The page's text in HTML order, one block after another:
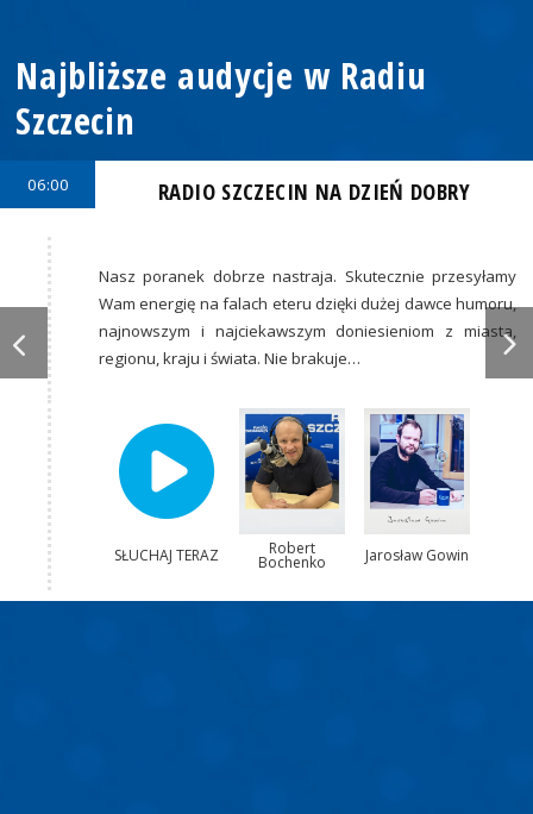
Najbliższe audycje w Radiu
Szczecin
06:00 RADIO SZCZECIN NA DZIEŃ DOBRY
Nasz poranek dobrze nastraja. Skutecznie przesyłamy
Wam energię na falach eteru dzięki dużej dawce humoru,
najnowszym i najciekawszym doniesieniom z miasta,
regionu, kraju i świata. Nie brakuje…
SŁUCHAJ TERAZ Robert
Bochenko Jarosław Gowin